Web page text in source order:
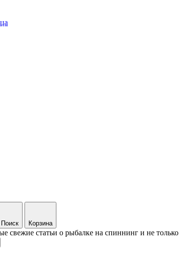
Поиск Корзина
свежие статьи о рыбалке на спиннинг и не только